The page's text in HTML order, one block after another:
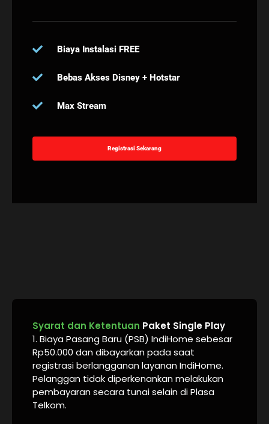
Biaya Instalasi FREE
Bebas Akses Disney + Hotstar
Max Stream
Registrasi Sekarang
Syarat dan Ketentuan Paket Single Play
1. Biaya Pasang Baru (PSB) IndiHome sebesar
Rp50.000 dan dibayarkan pada saat
registrasi berlangganan layanan IndiHome.
Pelanggan tidak diperkenankan melakukan
pembayaran secara tunai selain di Plasa
Telkom.